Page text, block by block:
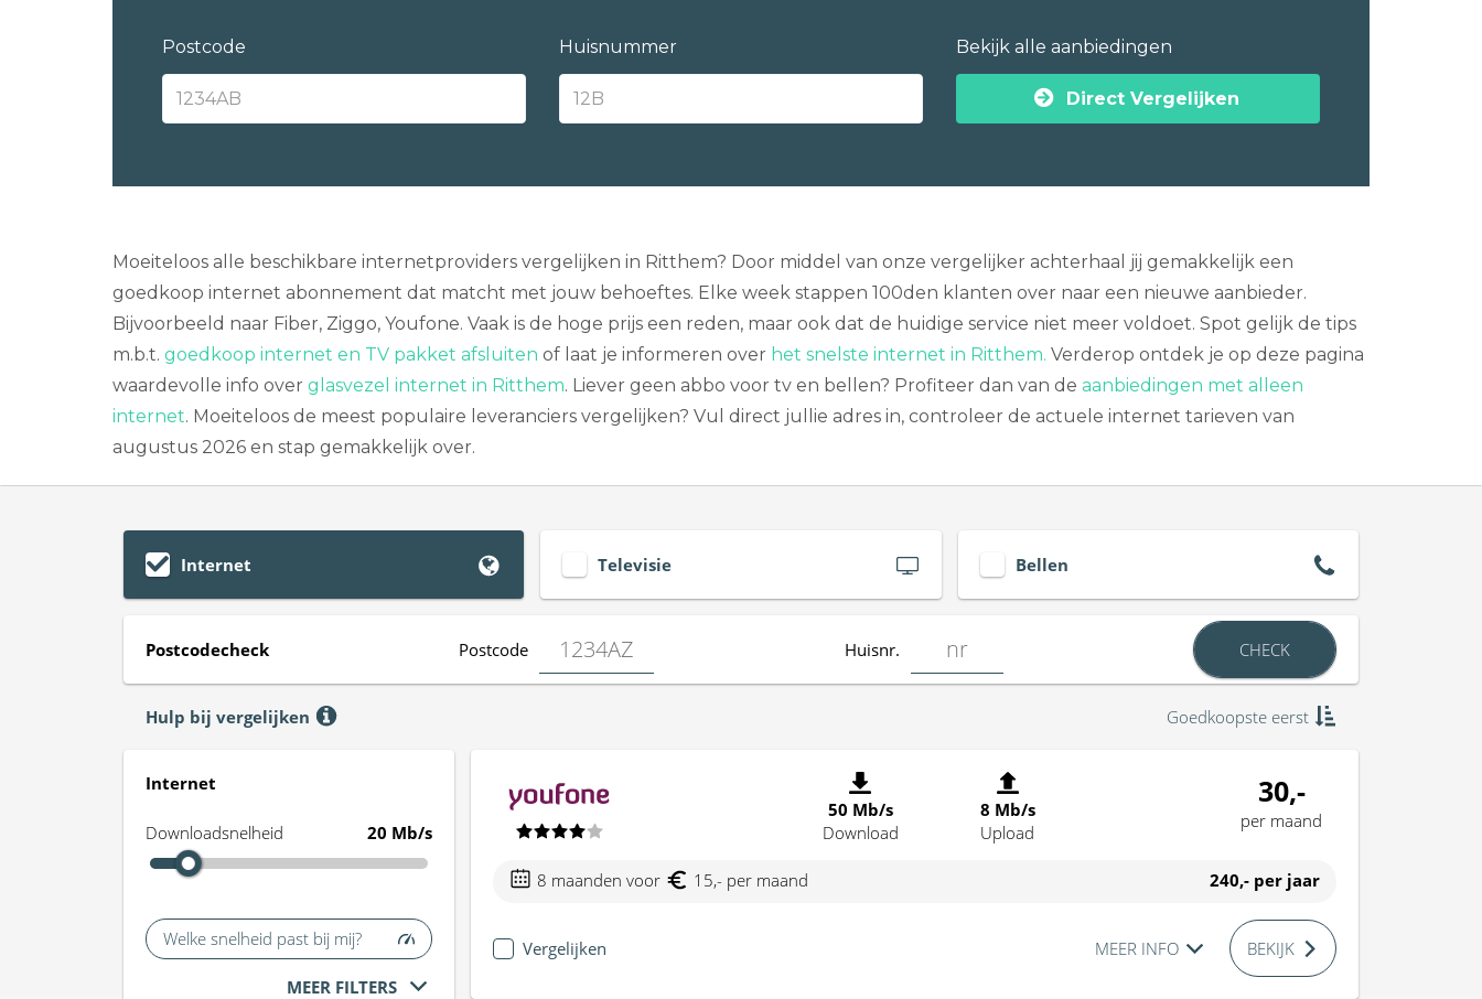
Postcode Huisnummer Bekijk alle aanbiedingen
Direct Vergelijken
Moeiteloos alle beschikbare internetproviders vergelijken in Ritthem? Door middel van onze vergelijker achterhaal jij gemakkelijk een
goedkoop internet abonnement dat matcht met jouw behoeftes. Elke week stappen 100den klanten over naar een nieuwe aanbieder.
Bijvoorbeeld naar Fiber, Ziggo, Youfone. Vaak is de hoge prijs een reden, maar ook dat de huidige service niet meer voldoet. Spot gelijk de tips
m.b.t. goedkoop internet en TV pakket afsluiten of laat je informeren over het snelste internet in Ritthem. Verderop ontdek je op deze pagina
waardevolle info over glasvezel internet in Ritthem. Liever geen abbo voor tv en bellen? Profiteer dan van de aanbiedingen met alleen
internet. Moeiteloos de meest populaire leveranciers vergelijken? Vul direct jullie adres in, controleer de actuele internet tarieven van
augustus 2026 en stap gemakkelijk over.
Internet Televisie Bellen
Postcodecheck Postcode Huisnr. CHECK
Hulp bij vergelijken Goedkoopste eerst
Internet
Downloadsnelheid 20 Mb/s
Welke snelheid past bij mij?
MEER FILTERS
50 Mb/s
Download
8 Mb/s
Upload
30,-
per maand
8 maanden voor 15,- per maand 240,- per jaar
Vergelijken MEER INFO BEKIJK